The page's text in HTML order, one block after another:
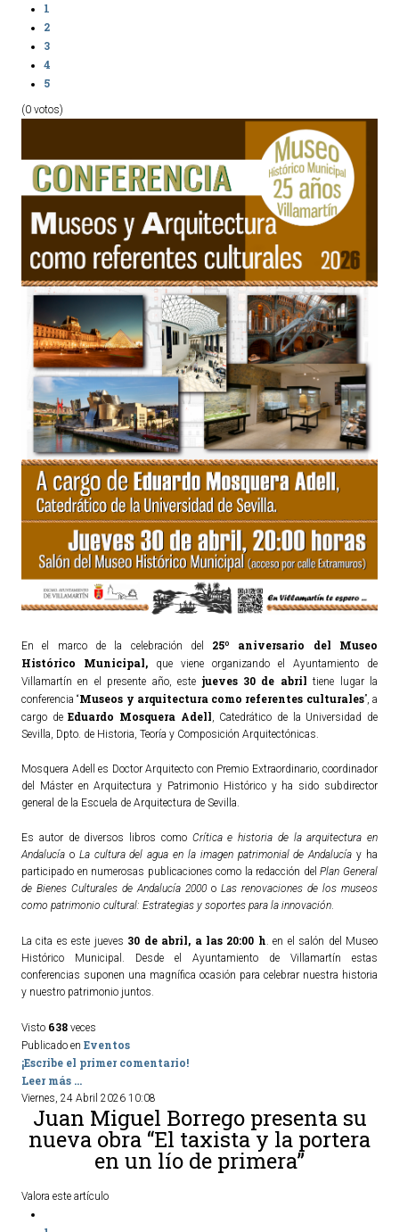
1
2
3
4
5
(0 votos)
En el marco de la celebración del 25º aniversario del Museo
Histórico Municipal,
que viene organizando el Ayuntamiento de
Villamartín en el presente año, este jueves 30 de abril tiene lugar la
conferencia “Museos y arquitectura como referentes culturales”, a
cargo deEduardo Mosquera Adell , Catedrático de la Universidad de
Sevilla, Dpto. de Historia, Teoría y Composición Arquitectónicas.
Mosquera Adell es Doctor Arquitecto con Premio Extraordinario, coordinador
del Máster en Arquitectura y Patrimonio Histórico y ha sido subdirector
general de la Escuela de Arquitectura de Sevilla.
Es autor de diversos libros como Crítica e historia de la arquitectura en
Andalucía o La cultura del agua en la imagen patrimonial de Andalucía y ha
participado en numerosas publicaciones como la redacción delPlan General
de Bienes Culturales de Andalucía 2000 o Las renovaciones de los museos
como patrimonio cultural: Estrategias y soportes para la innovación
La cita es este jueves 30 de abril, a las 20:00 h . en el salón del Museo
Histórico Municipal. Desde el Ayuntamiento de Villamartín estas
conferencias suponen una magnífica ocasión para celebrar nuestra historia
y nuestro patrimonio juntos.
Visto 638 veces
Publicado en Eventos
¡Escribe el primer comentario!
Leer más ...
Viernes, 24 Abril 2026 10:08
Juan Miguel Borrego presenta su
nueva obra “El taxista y la portera
en un lío de primera”
Valora este artículo